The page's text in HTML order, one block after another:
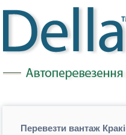
Перевезти вантаж